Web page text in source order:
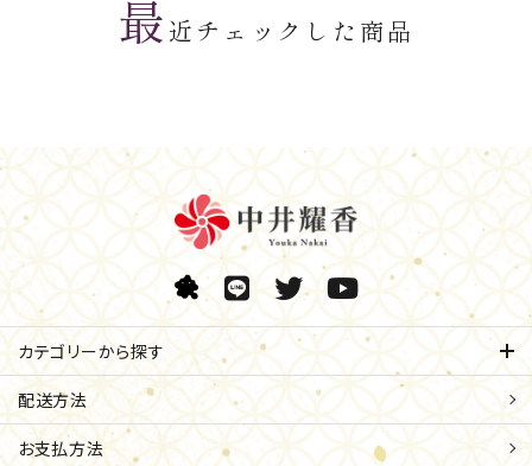
最 近チェックした商品
カテゴリーから探す
配送方法
お支払方法